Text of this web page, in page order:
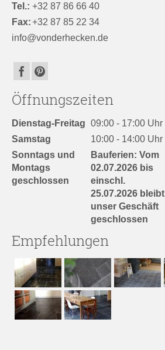
Tel.: +32 87 86 66 40
Fax:+32 87 85 22 34
info@vonderhecken.de
Öffnungszeiten
Dienstag-Freitag 09:00 - 17:00 Uhr
Samstag
10:00 - 14:00 Uhr
Sonntags und
Montags
geschlossen
Bauferien: Vom
02.07.2026 bis
einschl.
25.07.2026 bleibt
unser Geschäft
geschlossen
Empfehlungen